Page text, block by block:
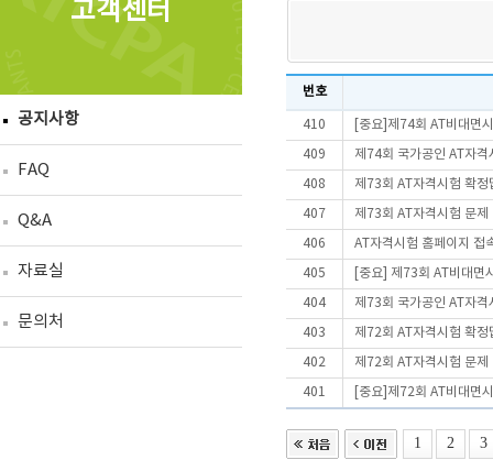
고객센터
공지사항
FAQ
Q&A
자료실
문의처
번호
410 [중요]제74회 AT비대면
409 제74회 국가공인 AT자격
408 제73회 AT자격시험 확정
407 제73회 AT자격시험 문
406 AT자격시험 홈페이지 접
405 [중요] 제73회 AT비대면
404 제73회 국가공인 AT자격
403 제72회 AT자격시험 확정
402 제72회 AT자격시험 문
401 [중요]제72회 AT비대면
1 2 3